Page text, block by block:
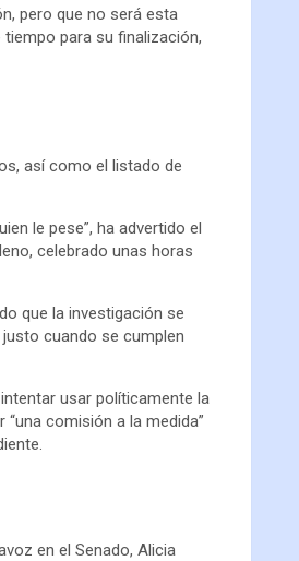
pero que no será esta
para su finalización,
así como el listado de
le pese”, ha advertido el
celebrado unas horas
que la investigación se
cuando se cumplen
usar políticamente la
comisión a la medida”
en el Senado, Alicia